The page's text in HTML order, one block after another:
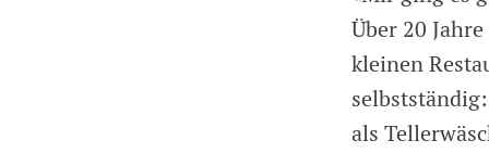
Über 20
kleinen
als